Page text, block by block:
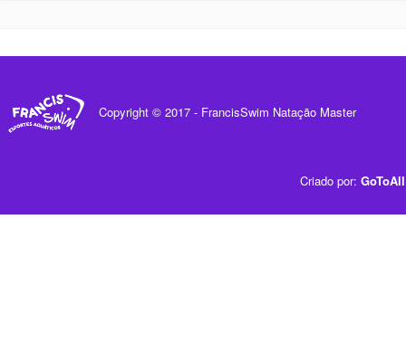
Copyright © 2017 - FrancisSwim Natação Master
Criado por: GoToAll